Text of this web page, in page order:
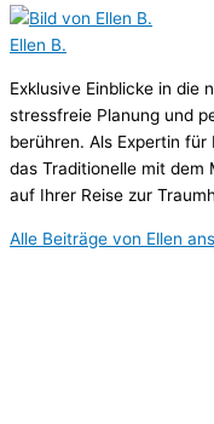
Ellen B.
Exklusive Einblicke in die
stressfreie Planung und
berühren. Als Expertin
das Traditionelle mit dem
auf Ihrer Reise zur
Alle Beiträge von Ellen